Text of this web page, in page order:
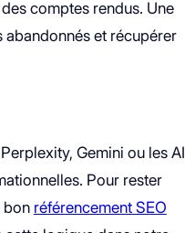
comptes rendus. Une
abandonnés et récupérer
Gemini ou les AI
Pour rester
bon référencement SEO